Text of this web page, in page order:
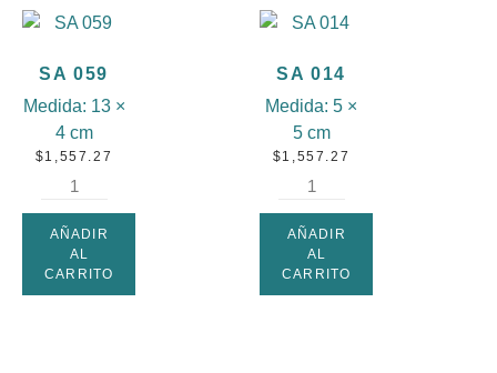
SA 059
Medida: 13 ×
4 cm
$1,557.27
AÑADIR
AL
CARRITO
SA 014
Medida:5 ×
5 cm
$1,557.27
AÑADIR
AL
CARRITO